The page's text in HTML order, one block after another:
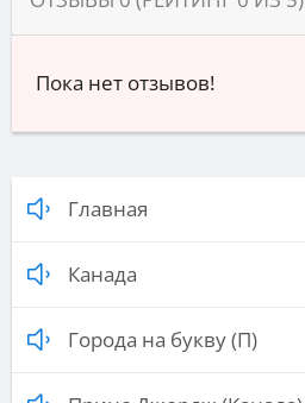
Пока нет отзывов!
Главная
Канада
Города на букву (П)